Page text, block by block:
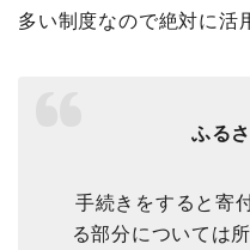
多い制度なので絶対に活
ふる
手続きをすると寄
る部分については